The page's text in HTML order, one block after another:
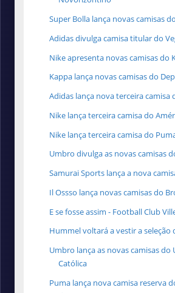
Super Bolla lança novas camisas
Adidas divulga camisa titular do
Nike apresenta novas camisas do
Kappa lança novas camisas do
Adidas lança nova terceira camisa
Nike lança terceira camisa do
Nike lança terceira camisa do
Umbro divulga as novas camisas
Samurai Sports lança a nova
Il Ossso lança novas camisas do
E se fosse assim - Football Club
Hummel voltará a vestir a seleção
Umbro lança as novas camisas do
Católica
Puma lança nova camisa reserva